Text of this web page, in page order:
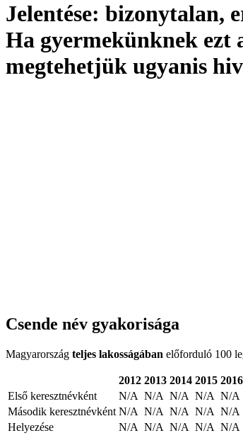
Jelentése: bizonytalan,
Ha gyermekünknek ezt
megtehetjük ugyanis
Csende név gyakorisága
Magyarország teljes lakosságában előforduló 100
2012 2013 2014 2015 2016
Első keresztnévként
N/A N/A N/A N/A N/A
Második keresztnévként N/A N/A N/A N/A N/A
Helyezése
N/A N/A N/A N/A N/A